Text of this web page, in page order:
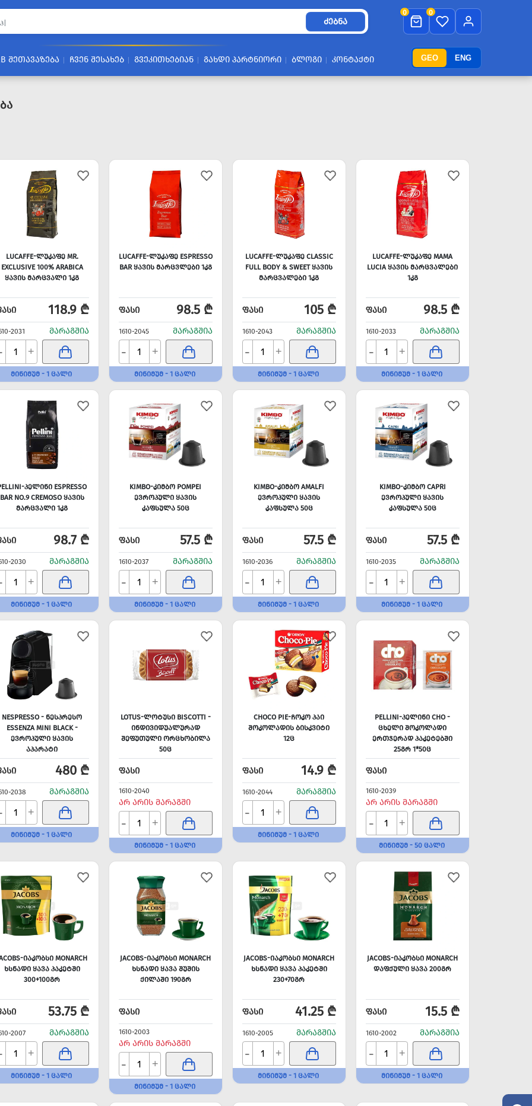
GEO ENG
ᲫᲔᲑᲜᲐ
0 0
ᲨᲔᲗᲐᲕᲐᲖᲔᲑᲐ ᲩᲕᲔᲜ ᲨᲔᲡᲐᲮᲔᲑ ᲒᲕᲔᲙᲘᲗᲮᲔᲑᲘᲐᲜ ᲒᲐᲮᲓᲘ ᲞᲐᲠᲢᲜᲘᲝᲠᲘ ᲑᲚᲝᲒᲘ ᲙᲝᲜᲢᲐᲥᲢᲘ
LUCAFFE-ᲚᲣᲙᲐᲤᲔ MR.
EXCLUSIVE 100% ARABICA
ᲧᲐᲕᲘᲡ ᲛᲐᲠᲪᲕᲐᲚᲘ 1ᲙᲒ
118.9 ₾
2031 ᲛᲐᲠᲐᲒᲨᲘᲐ
+
ᲛᲘᲜᲘᲛᲣᲛ - 1 ᲪᲐᲚᲘ
LUCAFFE-ᲚᲣᲙᲐᲤᲔ ESPRESSO
BAR ᲧᲐᲕᲘᲡ ᲛᲐᲠᲪᲕᲚᲔᲑᲘ 1ᲙᲒ
ᲤᲐᲡᲘ 98.5 ₾
1610-2045 ᲛᲐᲠᲐᲒᲨᲘᲐ
- +
ᲛᲘᲜᲘᲛᲣᲛ - 1 ᲪᲐᲚᲘ
LUCAFFE-ᲚᲣᲙᲐᲤᲔ CLASSIC
FULL BODY & SWEET ᲧᲐᲕᲘᲡ
ᲛᲐᲠᲪᲕᲐᲚᲔᲑᲘ 1ᲙᲒ
ᲤᲐᲡᲘ 105 ₾
1610-2043 ᲛᲐᲠᲐᲒᲨᲘᲐ
- +
ᲛᲘᲜᲘᲛᲣᲛ - 1 ᲪᲐᲚᲘ
LUCAFFE-ᲚᲣᲙᲐᲤᲔ MAMA
LUCIA ᲧᲐᲕᲘᲡ ᲛᲐᲠᲪᲕᲐᲚᲔᲑᲘ
1ᲙᲒ
ᲤᲐᲡᲘ 98.5 ₾
1610-2033 ᲛᲐᲠᲐᲒᲨᲘᲐ
- +
ᲛᲘᲜᲘᲛᲣᲛ - 1 ᲪᲐᲚᲘ
ᲞᲔᲚᲘᲜᲘ ESPRESSO
BAR NO.9 CREMOSO ᲧᲐᲕᲘᲡ
ᲛᲐᲠᲪᲕᲐᲚᲘ 1ᲙᲒ
98.7 ₾
2030 ᲛᲐᲠᲐᲒᲨᲘᲐ
+
ᲛᲘᲜᲘᲛᲣᲛ - 1 ᲪᲐᲚᲘ
KIMBO-ᲙᲘᲛᲑᲝ POMPEI
ᲔᲕᲠᲝᲞᲣᲚᲘ ᲧᲐᲕᲘᲡ
ᲙᲐᲤᲡᲣᲚᲐ 50Ც
ᲤᲐᲡᲘ 57.5 ₾
1610-2037 ᲛᲐᲠᲐᲒᲨᲘᲐ
- +
ᲛᲘᲜᲘᲛᲣᲛ - 1 ᲪᲐᲚᲘ
KIMBO-ᲙᲘᲛᲑᲝ AMALFI
ᲔᲕᲠᲝᲞᲣᲚᲘ ᲧᲐᲕᲘᲡ
ᲙᲐᲤᲡᲣᲚᲐ 50Ც
ᲤᲐᲡᲘ 57.5 ₾
1610-2036 ᲛᲐᲠᲐᲒᲨᲘᲐ
- +
ᲛᲘᲜᲘᲛᲣᲛ - 1 ᲪᲐᲚᲘ
KIMBO-ᲙᲘᲛᲑᲝ CAPRI
ᲔᲕᲠᲝᲞᲣᲚᲘ ᲧᲐᲕᲘᲡ
ᲙᲐᲤᲡᲣᲚᲐ 50Ც
ᲤᲐᲡᲘ 57.5 ₾
1610-2035 ᲛᲐᲠᲐᲒᲨᲘᲐ
- +
ᲛᲘᲜᲘᲛᲣᲛ - 1 ᲪᲐᲚᲘ
NESPRESSO - ᲜᲔᲡᲞᲠᲔᲡᲝ
ESSENZA MINI BLACK -
ᲔᲕᲠᲝᲞᲣᲚᲘ ᲧᲐᲕᲘᲡ
ᲐᲞᲐᲠᲐᲢᲘ
ᲙᲐᲤᲡᲣᲚᲔᲑᲘᲡᲗᲕᲘᲡ
480 ₾
2038 ᲛᲐᲠᲐᲒᲨᲘᲐ
+
ᲛᲘᲜᲘᲛᲣᲛ - 1 ᲪᲐᲚᲘ
LOTUS-ᲚᲝᲢᲣᲡᲘ BISCOTTI -
ᲘᲜᲓᲘᲕᲘᲓᲣᲐᲚᲣᲠᲐᲓ
ᲨᲔᲤᲣᲗᲣᲚᲘ ᲝᲠᲪᲮᲝᲑᲘᲚᲐ
50Ც
ᲤᲐᲡᲘ
1610-2040
ᲐᲠ ᲐᲠᲘᲡ ᲛᲐᲠᲐᲒᲨᲘ
- +
ᲛᲘᲜᲘᲛᲣᲛ - 1 ᲪᲐᲚᲘ
CHOCO PIE-ᲩᲝᲙᲝ ᲞᲐᲘ
ᲨᲝᲙᲝᲚᲐᲓᲘᲡ ᲑᲘᲡᲙᲕᲘᲢᲘ
12Ც
ᲤᲐᲡᲘ 14.9 ₾
1610-2044 ᲛᲐᲠᲐᲒᲨᲘᲐ
- +
ᲛᲘᲜᲘᲛᲣᲛ - 1 ᲪᲐᲚᲘ
PELLINI-ᲞᲔᲚᲘᲜᲘ CHO -
ᲪᲮᲔᲚᲘ ᲨᲝᲙᲝᲚᲐᲓᲘ
ᲔᲠᲗᲯᲔᲠᲐᲓ ᲞᲐᲙᲔᲢᲔᲑᲨᲘ
25ᲒᲠ 1*50Ც
ᲤᲐᲡᲘ
1610-2039
ᲐᲠ ᲐᲠᲘᲡ ᲛᲐᲠᲐᲒᲨᲘ
- +
ᲛᲘᲜᲘᲛᲣᲛ - 50 ᲪᲐᲚᲘ
ᲘᲐᲙᲝᲑᲡᲘ MONARCH
ᲮᲡᲜᲐᲓᲘ ᲧᲐᲕᲐ ᲞᲐᲙᲔᲢᲨᲘ
300+100ᲒᲠ
53.75 ₾
2007 ᲛᲐᲠᲐᲒᲨᲘᲐ
+
ᲛᲘᲜᲘᲛᲣᲛ - 1 ᲪᲐᲚᲘ
JACOBS-ᲘᲐᲙᲝᲑᲡᲘ MONARCH
ᲮᲡᲜᲐᲓᲘ ᲧᲐᲕᲐ ᲨᲣᲨᲘᲡ
ᲥᲘᲚᲐᲨᲘ 190ᲒᲠ
ᲤᲐᲡᲘ
1610-2003
ᲐᲠ ᲐᲠᲘᲡ ᲛᲐᲠᲐᲒᲨᲘ
- +
ᲛᲘᲜᲘᲛᲣᲛ - 1 ᲪᲐᲚᲘ
JACOBS-ᲘᲐᲙᲝᲑᲡᲘ MONARCH
ᲮᲡᲜᲐᲓᲘ ᲧᲐᲕᲐ ᲞᲐᲙᲔᲢᲨᲘ
230+70ᲒᲠ
ᲤᲐᲡᲘ 41.25 ₾
1610-2005 ᲛᲐᲠᲐᲒᲨᲘᲐ
- +
ᲛᲘᲜᲘᲛᲣᲛ - 1 ᲪᲐᲚᲘ
JACOBS-ᲘᲐᲙᲝᲑᲡᲘ MONARCH
ᲓᲐᲤᲥᲣᲚᲘ ᲧᲐᲕᲐ 200ᲒᲠ
ᲤᲐᲡᲘ 15.5 ₾
1610-2002 ᲛᲐᲠᲐᲒᲨᲘᲐ
- +
ᲛᲘᲜᲘᲛᲣᲛ - 1 ᲪᲐᲚᲘ